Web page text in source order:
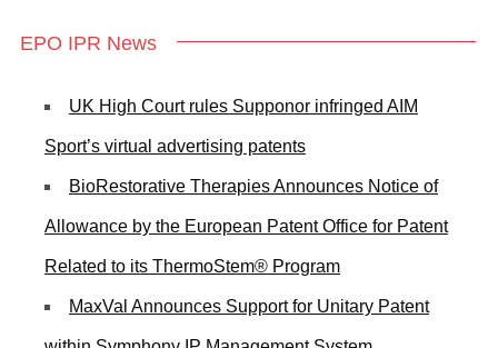
EPO IPR News
UK High Court rules Supponor infringed AIM
Sport’s virtual advertising patents
BioRestorative Therapies Announces Notice of
Allowance by the European Patent Office for Patent
Related to its ThermoStem® Program
MaxVal Announces Support for Unitary Patent